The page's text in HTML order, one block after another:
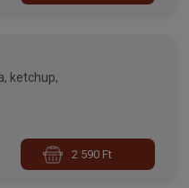
2 590 Ft